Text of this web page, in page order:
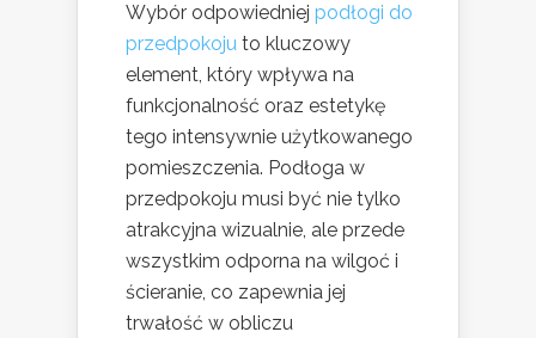
Wybór odpowiedniej podłogi do
przedpokoju to kluczowy
element, który wpływa na
funkcjonalność oraz estetykę
tego intensywnie użytkowanego
pomieszczenia. Podłoga w
przedpokoju musi być nie tylko
atrakcyjna wizualnie, ale przede
wszystkim odporna na wilgoć i
ścieranie, co zapewnia jej
trwałość w obliczu